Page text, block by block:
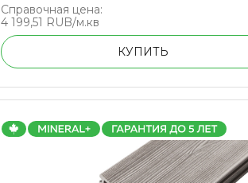
Справочная цена:
4 199,51 RUB/м.кв
КУПИТЬ